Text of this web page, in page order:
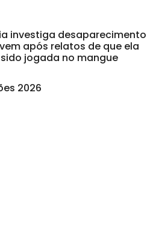
investiga desaparecimento
após relatos de que ela
jogada no mangue
2026